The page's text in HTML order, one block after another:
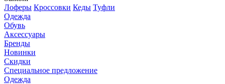
Лоферы Кроссовки Кеды Туфли
Одежда
Обувь
Аксессуары
Бренды
Новинки
Скидки
Специальное предложение
Одежда